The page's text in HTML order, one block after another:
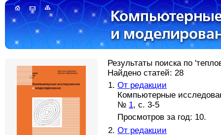
Результаты поиска по
Найдено статей: 28
От редакции
Компьютерные
№ 1, с. 3-5
Просмотров за год: 10.
От редакции